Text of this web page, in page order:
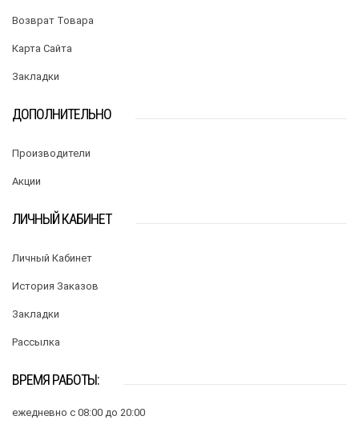
Возврат Товара
Карта Сайта
Закладки
ДОПОЛНИТЕЛЬНО
Производители
Акции
ЛИЧНЫЙ КАБИНЕТ
Личный Кабинет
История Заказов
Закладки
Рассылка
ВРЕМЯ РАБОТЫ:
ежедневно с 08:00 до 20:00